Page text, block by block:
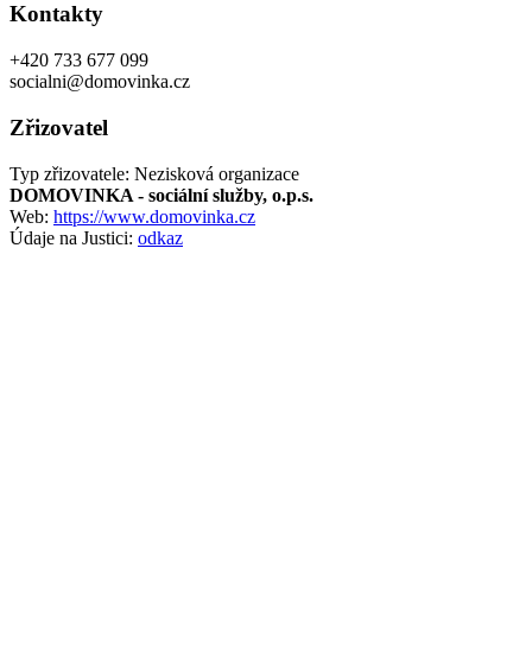
Kontakty
+420 733 677 099
socialni@domovinka.cz
Zřizovatel
Typ zřizovatele: Nezisková organizace
DOMOVINKA - sociální služby, o.p.s.
Web: https://www.domovinka.cz
Údaje na Justici: odkaz